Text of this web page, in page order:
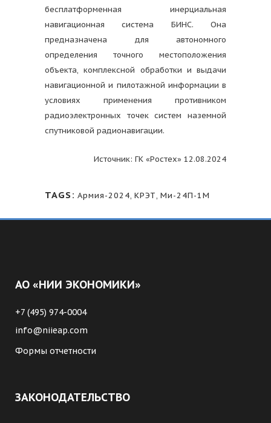
бесплатформенная инерциальная
навигационная система БИНС. Она
предназначена для автономного
определения точного местоположения
объекта, комплексной обработки и выдачи
навигационной и пилотажной информации в
условиях применения противником
радиоэлектронных точек систем наземной
спутниковой радионавигации.
Источник: ГК «Ростех» 12.08.2024
TAGS: Армия-2024, КРЭТ, Ми-24П-1М
АО «НИИ ЭКОНОМИКИ»
+7 (495) 974-0004
info@niieap.com
Формы отчетности
ЗАКОНОДАТЕЛЬСТВО